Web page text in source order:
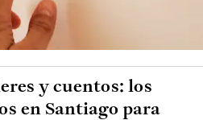
y cuentos: los
en Santiago para